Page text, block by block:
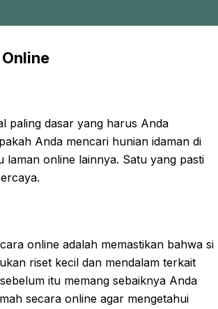
paling dasar yang harus Anda
Anda mencari hunian idaman di
online lainnya. Satu yang pasti
online adalah memastikan bahwa si
riset kecil dan mendalam terkait
itu memang sebaiknya Anda
secara online agar mengetahui